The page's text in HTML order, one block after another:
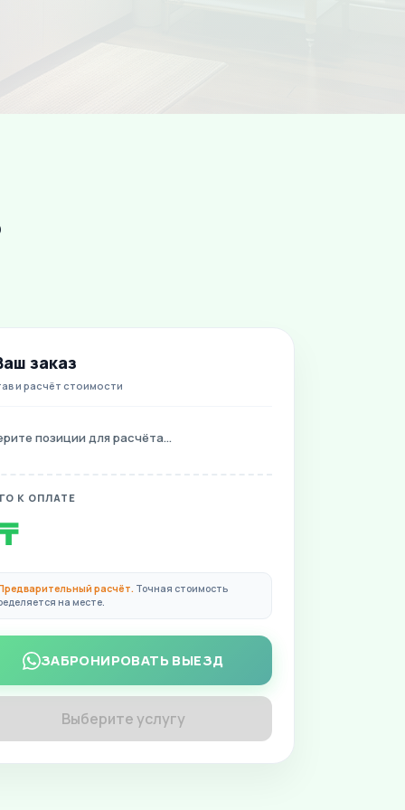
заказ
и расчёт стоимости
позиции для расчёта...
К ОПЛАТЕ
расчёт. Точная стоимость
на месте.
ЗАБРОНИРОВАТЬ ВЫЕЗД
Выберите услугу